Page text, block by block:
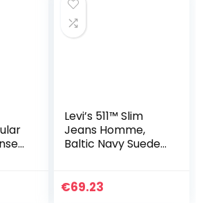
Levi’s 511™ Slim
Jeans Homme,
Baltic Navy Sueded
€69.23